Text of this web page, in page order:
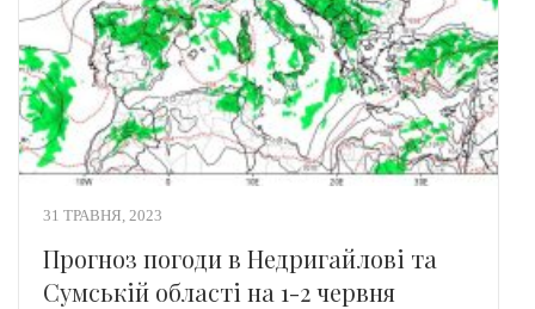
31 ТРАВНЯ, 2023
Прогноз погоди в Недригайлові та
Сумській області на 1-2 червня